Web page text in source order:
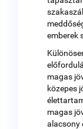
emberek
magas
közepes
magas
alacsony